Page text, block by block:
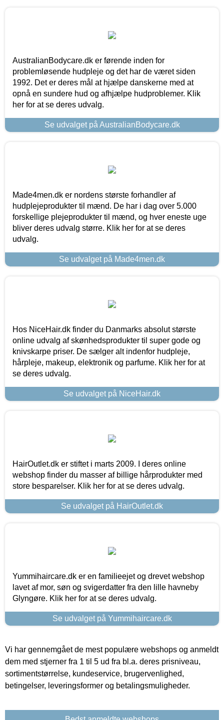
AustralianBodycare.dk er førende inden for
problemløsende hudpleje og det har de været siden
1992. Det er deres mål at hjælpe danskerne med at
opnå en sundere hud og afhjælpe hudproblemer. Klik
her for at se deres udvalg.
Se udvalget på AustralianBodycare.dk
Made4men.dk er nordens største forhandler af
hudplejeprodukter til mænd. De har i dag over 5.000
forskellige plejeprodukter til mænd, og hver eneste uge
bliver deres udvalg større. Klik her for at se deres
udvalg.
Se udvalget på Made4men.dk
Hos NiceHair.dk finder du Danmarks absolut største
online udvalg af skønhedsprodukter til super gode og
knivskarpe priser. De sælger alt indenfor hudpleje,
hårpleje, makeup, elektronik og parfume. Klik her for at
se deres udvalg.
Se udvalget på NiceHair.dk
HairOutlet.dk er stiftet i marts 2009. I deres online
webshop finder du masser af billige hårprodukter med
store besparelser. Klik her for at se deres udvalg.
Se udvalget på HairOutlet.dk
Yummihaircare.dk er en familieejet og drevet webshop
lavet af mor, søn og svigerdatter fra den lille havneby
Glyngøre. Klik her for at se deres udvalg.
Se udvalget på Yummihaircare.dk
Vi har gennemgået de mest populære webshops og anmeldt
dem med stjerner fra 1 til 5 ud fra bl.a. deres prisniveau,
sortimentstørrelse, kundeservice, brugervenlighed,
betingelser, leveringsformer og betalingsmuligheder.